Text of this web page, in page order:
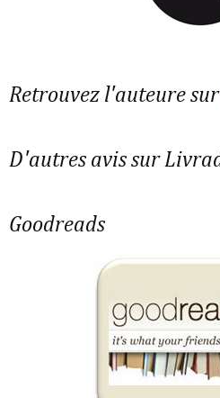
Retrouvez l'auteure sur
D'autres avis sur
Goodreads